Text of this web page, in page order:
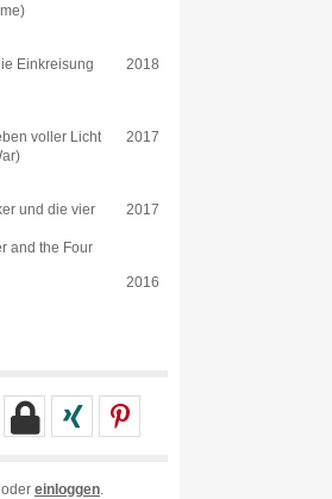
Einkreisung
2018
voller Licht
2017
und die vier
and the Four
2017
2016
oder einloggen